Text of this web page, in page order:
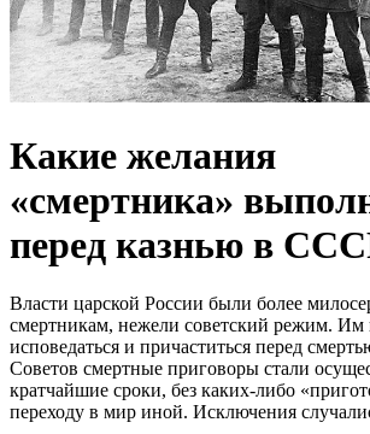
Какие желания
«смертника»
перед казнью в
Власти царской России были более
смертникам, нежели советский режим. Им
исповедаться и причаститься перед
Советов смертные приговоры стали
кратчайшие сроки, без каких-либо
переходу в мир иной. Исключения